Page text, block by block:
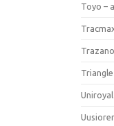
Toyo –